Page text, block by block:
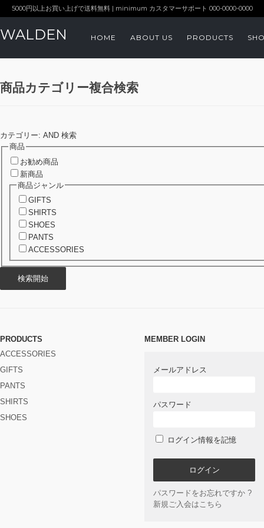
5000円以上お買い上げで送料無料 | minimum カスタマーサポート 000-0000-0000
WALDEN HOME ABOUT US PRODUCTS
商品カテゴリー複合検索
カテゴリー: AND 検索
商品
お勧め商品
新商品
商品ジャンル
GIFTS
SHIRTS
SHOES
PANTS
ACCESSORIES
PRODUCTS
ACCESSORIES
GIFTS
PANTS
SHIRTS
SHOES
MEMBER LOGIN
メールアドレス
パスワード
ログイン情報を記憶
パスワードをお忘れですか ?
新規ご入会はこちら